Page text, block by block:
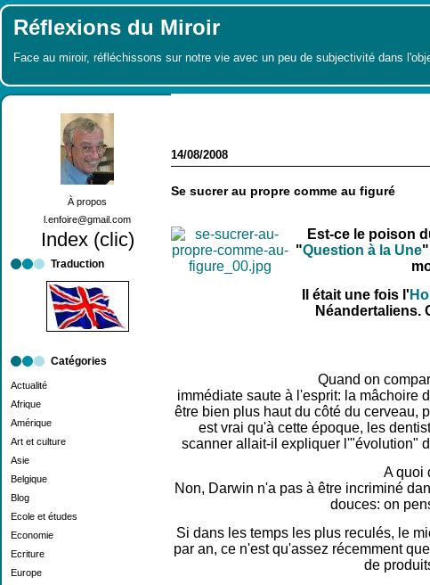
Réflexions du Miroir
Face au miroir, réfléchissons sur notre vie avec un peu de subjectivité dans
À propos
l.enfoire@gmail.com
Index (clic)
Traduction
Catégories
Actualité
Afrique
Amérique
Art et culture
Asie
Belgique
Blog
Ecole et études
Economie
Ecriture
Europe
14/08/2008
Se sucrer au propre comme au figuré
Est-ce le poison
"Question à la Une"
Il était une fois l'
Néandertaliens.
Quand on
immédiate saute à l'esprit: la mâchoire
être bien plus haut du côté du cerveau,
est vrai qu'à cette époque, les
scanner allait-il expliquer l'"évolution"
A quoi
Non, Darwin n'a pas à être incriminé
douces: on
Si dans les temps les plus reculés, le
par an, ce n'est qu'assez récemment
de